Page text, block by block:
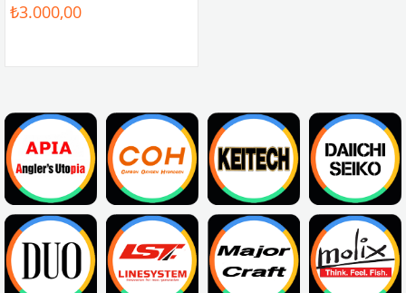
₺3.000,00